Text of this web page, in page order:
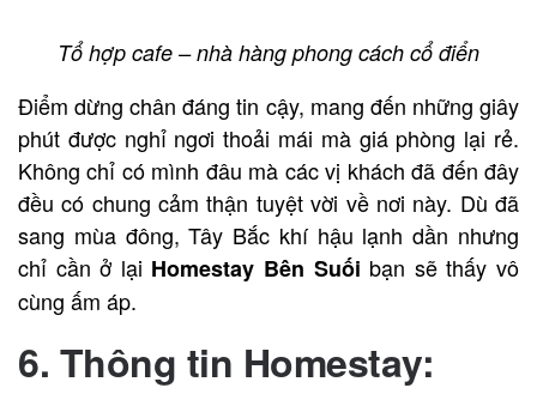
Tổ hợp cafe – nhà hàng phong cách cổ điển
Điểm dừng chân đáng tin cậy, mang đến những giây
phút được nghỉ ngơi thoải mái mà giá phòng lại rẻ.
Không chỉ có mình đâu mà các vị khách đã đến đây
đều có chung cảm thận tuyệt vời về nơi này. Dù đã
sang mùa đông, Tây Bắc khí hậu lạnh dần nhưng
chỉ cần ở lại Homestay Bên Suối bạn sẽ thấy vô
cùng ấm áp.
6. Thông tin Homestay: